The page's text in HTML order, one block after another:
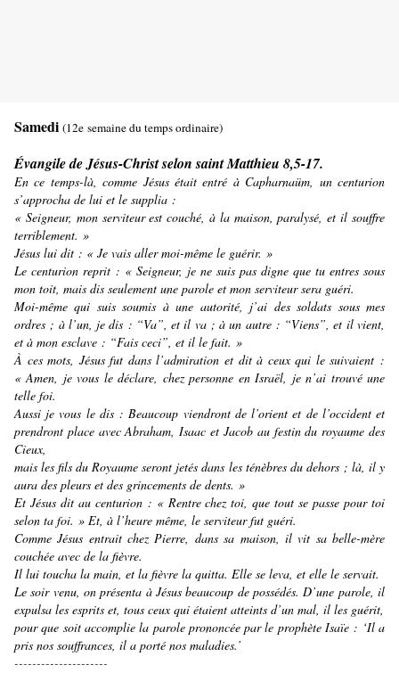
Samedi (12e semaine du temps ordinaire)
Évangile de Jésus-Christ selon saint Matthieu 8,5-17.
En ce temps-là, comme Jésus était entré à Capharnaüm, un centurion
s’approcha de lui et le supplia :
« Seigneur, mon serviteur est couché, à la maison, paralysé, et il souffre
terriblement. »
Jésus lui dit : « Je vais aller moi-même le guérir. »
Le centurion reprit : « Seigneur, je ne suis pas digne que tu entres sous
mon toit, mais dis seulement une parole et mon serviteur sera guéri.
Moi-même qui suis soumis à une autorité, j’ai des soldats sous mes
ordres ; à l’un, je dis : “Va”, et il va ; à un autre : “Viens”, et il vient,
et à mon esclave : “Fais ceci”, et il le fait. »
À ces mots, Jésus fut dans l’admiration et dit à ceux qui le suivaient :
« Amen, je vous le déclare, chez personne en Israël, je n’ai trouvé une
telle foi.
Aussi je vous le dis : Beaucoup viendront de l’orient et de l’occident et
prendront place avec Abraham, Isaac et Jacob au festin du royaume des
Cieux,
mais les fils du Royaume seront jetés dans les ténèbres du dehors ; là, il y
aura des pleurs et des grincements de dents. »
Et Jésus dit au centurion : « Rentre chez toi, que tout se passe pour toi
selon ta foi. » Et, à l’heure même, le serviteur fut guéri.
Comme Jésus entrait chez Pierre, dans sa maison, il vit sa belle-mère
couchée avec de la fièvre.
Il lui toucha la main, et la fièvre la quitta. Elle se leva, et elle le servait.
Le soir venu, on présenta à Jésus beaucoup de possédés. D’une parole, il
expulsa les esprits et, tous ceux qui étaient atteints d’un mal, il les guérit,
pour que soit accomplie la parole prononcée par le prophète Isaïe : ‘Il a
pris nos souffrances, il a porté nos maladies.’
---------------------